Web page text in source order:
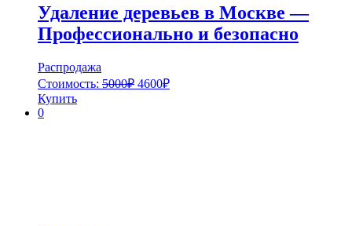
Удаление деревьев в Москве —
Профессионально и безопасно
Распродажа
Стоимость: 5000₽ 4600₽
Купить
0